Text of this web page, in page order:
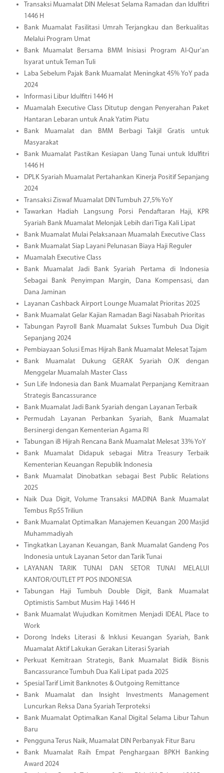
Transaksi Muamalat DIN Melesat Selama Ramadan dan Idulfitri
1446 H
Bank Muamalat Fasilitasi Umrah Terjangkau dan Berkualitas
Melalui Program Umat
Bank Muamalat Bersama BMM Inisiasi Program Al-Qur'an
Isyarat untuk Teman Tuli
Laba Sebelum Pajak Bank Muamalat Meningkat 45% YoY pada
2024
Informasi Libur Idulfitri 1446 H
Muamalah Executive Class Ditutup dengan Penyerahan Paket
Hantaran Lebaran untuk Anak Yatim Piatu
Bank Muamalat dan BMM Berbagi Takjil Gratis untuk
Masyarakat
Bank Muamalat Pastikan Kesiapan Uang Tunai untuk Idulfitri
1446 H
DPLK Syariah Muamalat Pertahankan Kinerja Positif Sepanjang
2024
Transaksi Ziswaf Muamalat DIN Tumbuh 27,5% YoY
Tawarkan Hadiah Langsung Porsi Pendaftaran Haji, KPR
Syariah Bank Muamalat Melonjak Lebih dari Tiga Kali Lipat
Bank Muamalat Mulai Pelaksanaan Muamalah Executive Class
Bank Muamalat Siap Layani Pelunasan Biaya Haji Reguler
Muamalah Executive Class
Bank Muamalat Jadi Bank Syariah Pertama di Indonesia
Sebagai Bank Penyimpan Margin, Dana Kompensasi, dan
Dana Jaminan
Layanan Cashback Airport Lounge Muamalat Prioritas 2025
Bank Muamalat Gelar Kajian Ramadan Bagi Nasabah Prioritas
Tabungan Payroll Bank Muamalat Sukses Tumbuh Dua Digit
Sepanjang 2024
Pembiayaan Solusi Emas Hijrah Bank Muamalat Melesat Tajam
Bank Muamalat Dukung GERAK Syariah OJK dengan
Menggelar Muamalah Master Class
Sun Life Indonesia dan Bank Muamalat Perpanjang Kemitraan
Strategis Bancassurance
Bank Muamalat Jadi Bank Syariah dengan Layanan Terbaik
Permudah Layanan Perbankan Syariah, Bank Muamalat
Bersinergi dengan Kementerian Agama RI
Tabungan iB Hijrah Rencana Bank Muamalat Melesat 33% YoY
Bank Muamalat Didapuk sebagai Mitra Treasury Terbaik
Kementerian Keuangan Republik Indonesia
Bank Muamalat Dinobatkan sebagai Best Public Relations
2025
Naik Dua Digit, Volume Transaksi MADINA Bank Muamalat
Tembus Rp55 Triliun
Bank Muamalat Optimalkan Manajemen Keuangan 200 Masjid
Muhammadiyah
Tingkatkan Layanan Keuangan, Bank Muamalat Gandeng Pos
Indonesia untuk Layanan Setor dan Tarik Tunai
LAYANAN TARIK TUNAI DAN SETOR TUNAI MELALUI
KANTOR/OUTLET PT POS INDONESIA
Tabungan Haji Tumbuh Double Digit, Bank Muamalat
Optimistis Sambut Musim Haji 1446 H
Bank Muamalat Wujudkan Komitmen Menjadi IDEAL Place to
Work
Dorong Indeks Literasi & Inklusi Keuangan Syariah, Bank
Muamalat Aktif Lakukan Gerakan Literasi Syariah
Perkuat Kemitraan Strategis, Bank Muamalat Bidik Bisnis
Bancassurance Tumbuh Dua Kali Lipat pada 2025
Spesial Tarif Limit Banknotes & Outgoing Remittance
Bank Muamalat dan Insight Investments Management
Luncurkan Reksa Dana Syariah Terproteksi
Bank Muamalat Optimalkan Kanal Digital Selama Libur Tahun
Baru
Pengguna Terus Naik, Muamalat DIN Perbanyak Fitur Baru
Bank Muamalat Raih Empat Penghargaan BPKH Banking
Award 2024